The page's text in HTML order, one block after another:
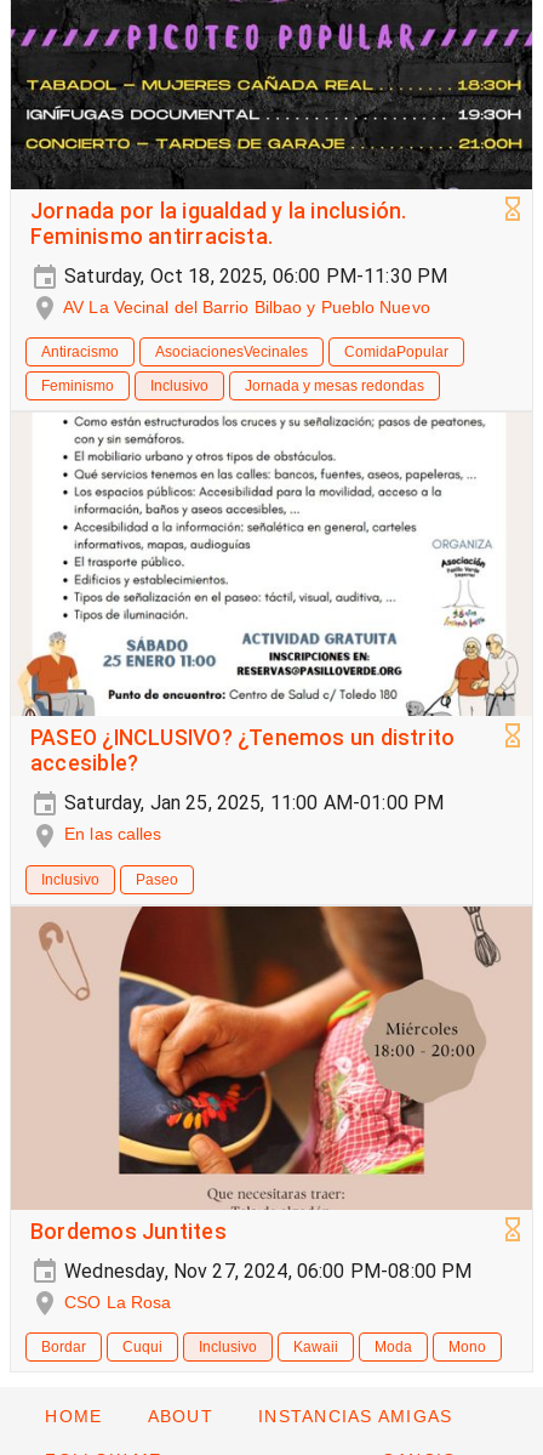
Jornada por la igualdad y la inclusión.
Feminismo antirracista.
Saturday, Oct 18, 2025, 06:00 PM-11:30 PM
AV La Vecinal del Barrio Bilbao y Pueblo Nuevo
Antiracismo AsociacionesVecinales
ComidaPopular
Feminismo
Inclusivo Jornada y mesas redondas
PASEO ¿INCLUSIVO? ¿Tenemos un distrito
accesible?
Saturday, Jan 25, 2025, 11:00 AM-01:00 PM
En las calles
Inclusivo Paseo
Bordemos Juntites
Wednesday, Nov 27, 2024, 06:00 PM-08:00 PM
CSO La Rosa
Bordar Cuqui Inclusivo Kawaii Moda Mono
HOME ABOUT INSTANCIAS AMIGAS